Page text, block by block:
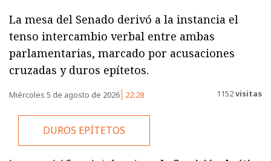
La mesa del Senado derivó a la instancia el
tenso intercambio verbal entre ambas
parlamentarias, marcado por acusaciones
cruzadas y duros epítetos.
Miércoles 5 de agosto de 2026 22:28 1152visitas
DUROS EPÍTETOS